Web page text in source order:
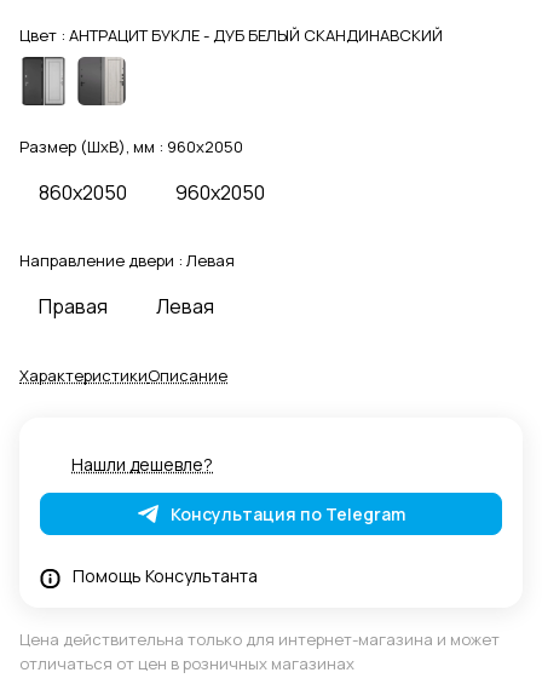
Цвет : АНТРАЦИТ БУКЛЕ - ДУБ БЕЛЫЙ СКАНДИНАВСКИЙ
Размер (ШхВ), мм : 960x2050
860x2050 960x2050
Направление двери : Левая
Правая Левая
ХарактеристикиОписание
Нашли дешевле?
Консультация по Telegram
Помощь Консультанта
Цена действительна только для интернет-магазина и может
отличаться от цен в розничных магазинах